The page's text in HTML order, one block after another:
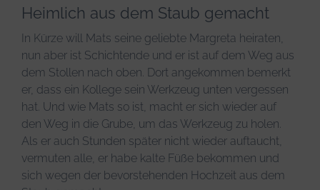
Heimlich aus dem Staub gemacht
In Kürze will Mats seine geliebte Margreta heiraten,
nun aber ist Schichtende und er ist auf dem Weg aus
dem Stollen nach oben. Dort angekommen bemerkt
er, dass ein Kollege sein Werkzeug unten vergessen
hat. Und wie Mats so ist, macht er sich wieder auf
den Weg in die Grube, um das Werkzeug zu holen.
Als er auch Stunden später nicht wieder auftaucht,
vermuten alle, er habe kalte Füße bekommen und
sich wegen der bevorstehenden Hochzeit aus dem